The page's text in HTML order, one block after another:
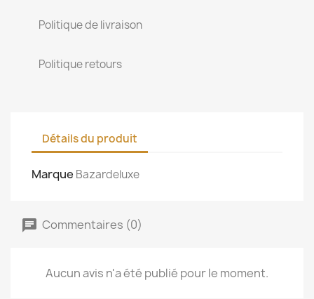
Politique de livraison
Politique retours
Détails du produit
Marque Bazardeluxe
Commentaires (0)
Aucun avis n'a été publié pour le moment.